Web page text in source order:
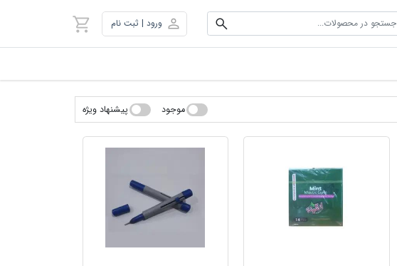
جستجو در محصولات... ورود | ثبت نام
موجود پیشنهاد ویژه